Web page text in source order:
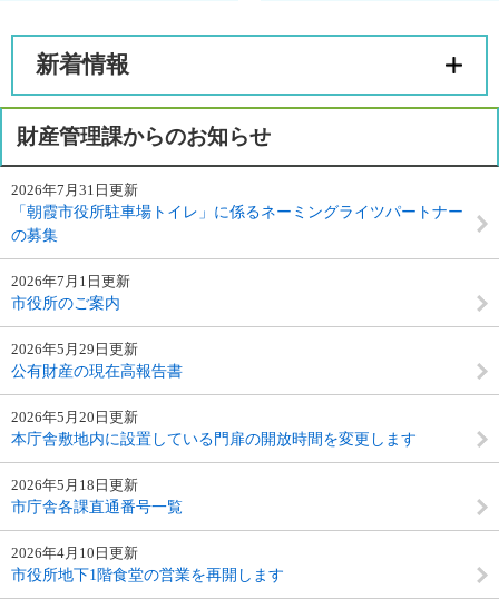
新着情報
財産管理課からのお知らせ
2026年7月31日更新
「朝霞市役所駐車場トイレ」に係るネーミングライツパートナー
の募集
2026年7月1日更新
市役所のご案内
2026年5月29日更新
公有財産の現在高報告書
2026年5月20日更新
本庁舎敷地内に設置している門扉の開放時間を変更します
2026年5月18日更新
市庁舎各課直通番号一覧
2026年4月10日更新
市役所地下1階食堂の営業を再開します